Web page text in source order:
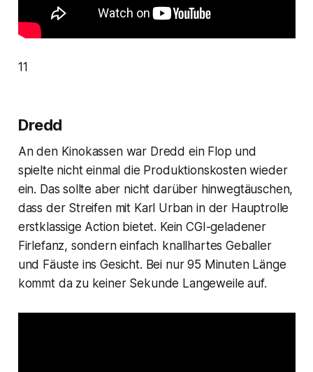
11
Dredd
An den Kinokassen war Dredd ein Flop und
spielte nicht einmal die Produktionskosten wieder
ein. Das sollte aber nicht darüber hinwegtäuschen,
dass der Streifen mit Karl Urban in der Hauptrolle
erstklassige Action bietet. Kein CGI-geladener
Firlefanz, sondern einfach knallhartes Geballer
und Fäuste ins Gesicht. Bei nur 95 Minuten Länge
kommt da zu keiner Sekunde Langeweile auf.